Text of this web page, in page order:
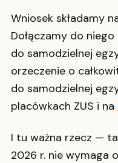
Wniosek składamy
Dołączamy do
do samodzielnej
orzeczenie o
do samodzielnej
placówkach ZUS i na
I tu ważna rzecz —
2026 r. nie wymaga